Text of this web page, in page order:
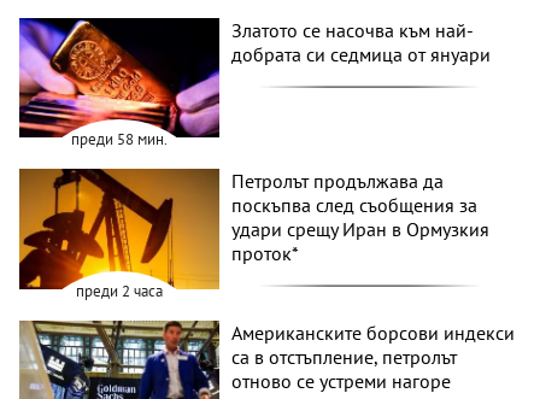
преди 58 мин.
Златото се насочва към най-
добрата си седмица от януари
преди 2 часа
Петролът продължава да
поскъпва след съобщения за
удари срещу Иран в Ормузкия
проток*
Американските борсови индекси
са в отстъпление, петролът
отново се устреми нагоре